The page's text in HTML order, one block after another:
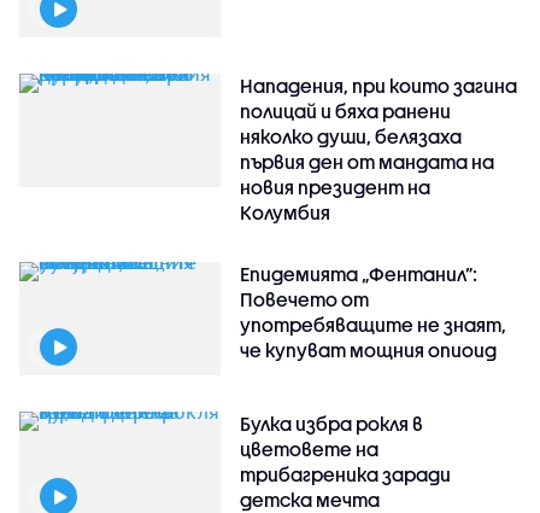
Нападения, при които загина
полицай и бяха ранени
няколко души, белязаха
първия ден от мандата на
новия президент на
Колумбия
Епидемията „Фентанил”:
Повечето от
употребяващите не знаят,
че купуват мощния опиоид
Булка избра рокля в
цветовете на
трибагреника заради
детска мечта